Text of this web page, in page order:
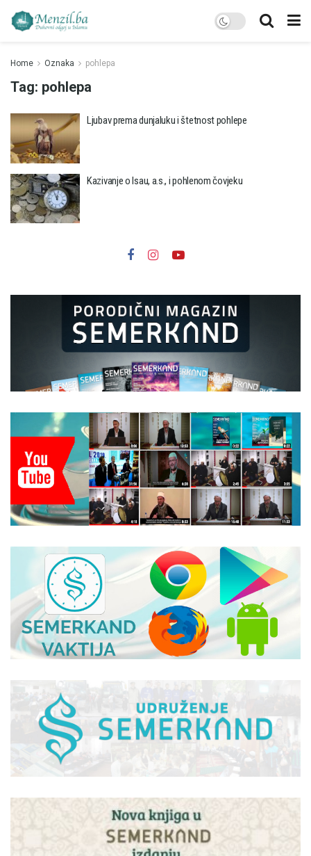
Home Oznaka pohlepa
Tag: pohlepa
Ljubav prema dunjaluku i štetnost pohlepe
Kazivanje o Isau, a.s., i pohlenom čovjeku